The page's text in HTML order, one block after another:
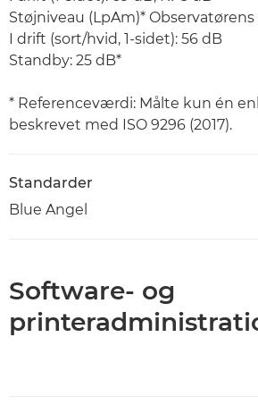
Støjniveau (LpAm)*
I drift (sort/hvid, 1-sidet): 56 dB
Standby: 25 dB*
* Referenceværdi: Målte kun én
beskrevet med ISO 9296 (2017).
Standarder
Blue Angel
Software- og